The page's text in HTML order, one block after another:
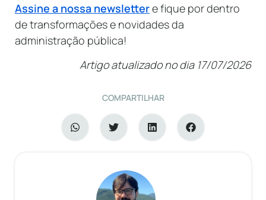
Assine a nossa newslettere fique por dentro
de transformações e novidades da
administração pública!
Artigo atualizado no dia 17/07/2026
COMPARTILHAR